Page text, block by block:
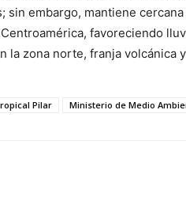
embargo, mantiene
favoreciendo
la zona norte, franja volcánica
Pilar Ministerio de Medio